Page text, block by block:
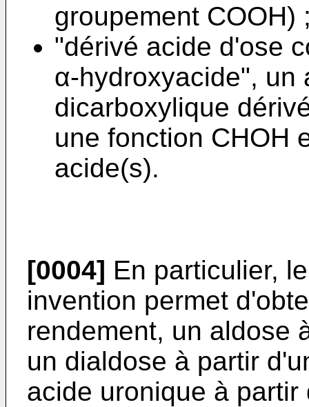
groupement COOH)
"dérivé acide d'ose
α-hydroxyacide", un
dicarboxylique
une fonction CHOH
acide(s).
[0004] En particulier,
invention permet
rendement, un aldose
un dialdose à partir
acide uronique à